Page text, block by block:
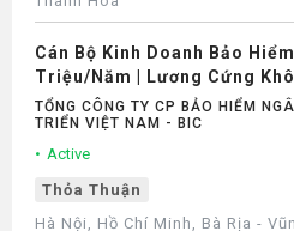
Cán Bộ Kinh Doanh Bảo
Triệu/Năm | Lương Cứng
Số
TỔNG CÔNG TY CP BẢO HIỂM
TRIỂN VIỆT NAM - BIC
Active
Thỏa Thuận
Hà Nội, Hồ Chí Minh, Bà Rịa -